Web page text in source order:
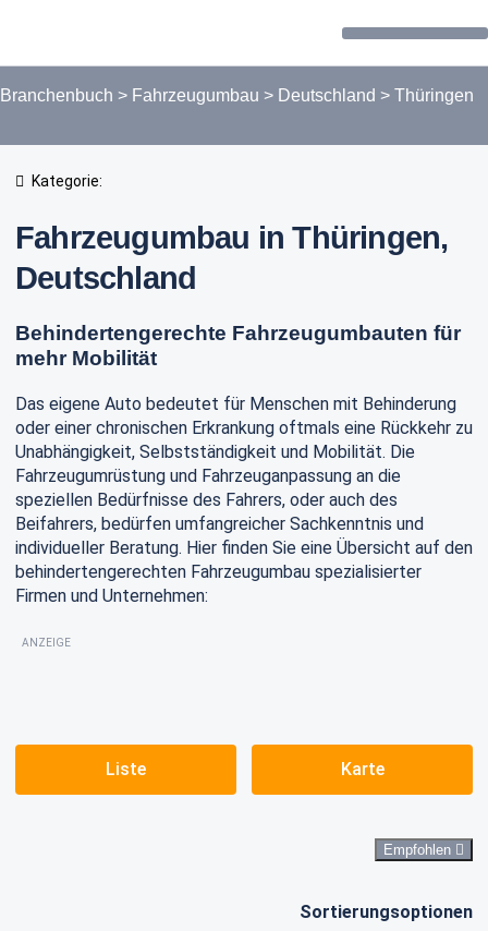
Branchenbuch > Fahrzeugumbau > Deutschland > Thüringen
Kategorie:
Fahrzeugumbau in Thüringen,
Deutschland
Behindertengerechte Fahrzeugumbauten für
mehr Mobilität
Das eigene Auto bedeutet für Menschen mit Behinderung
oder einer chronischen Erkrankung oftmals eine Rückkehr zu
Unabhängigkeit, Selbstständigkeit und Mobilität. Die
Fahrzeugumrüstung und Fahrzeuganpassung an die
speziellen Bedürfnisse des Fahrers, oder auch des
Beifahrers, bedürfen umfangreicher Sachkenntnis und
individueller Beratung. Hier finden Sie eine Übersicht auf den
behindertengerechten Fahrzeugumbau spezialisierter
Firmen und Unternehmen:
ANZEIGE
Liste Karte
Empfohlen
Sortierungsoptionen